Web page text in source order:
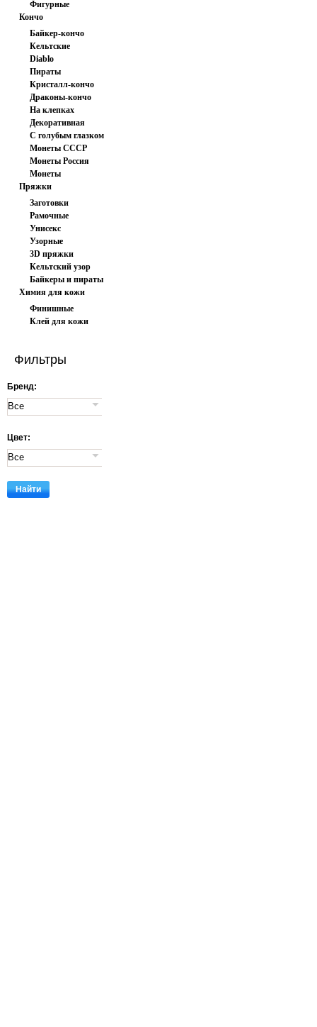
Фигурные
Кончо
Байкер-кончо
Кельтские
Diablo
Пираты
Кристалл-кончо
Драконы-кончо
На клепках
Декоративная
шайба
С голубым глазком
Монеты СССР
Монеты Россия
Монеты
иностранные
Пряжки
Заготовки
Рамочные
Унисекс
Узорные
3D пряжки
Кельтский узор
Байкеры и пираты
Химия для кожи
Финишные
покрытия
Клей для кожи
Фильтры
Бренд:
Цвет: